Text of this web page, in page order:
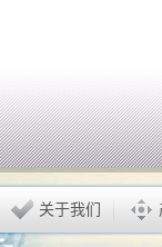
关于我们